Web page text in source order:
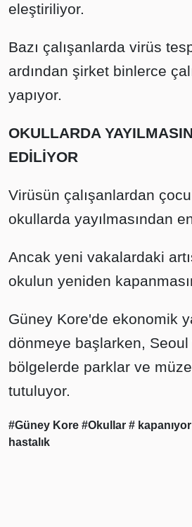
eleştiriliyor.
Bazı çalışanlarda virüs
ardından şirket binlerce
yapıyor.
OKULLARDA
EDİLİYOR
Virüsün çalışanlardan
okullarda yayılmasından
Ancak yeni vakalardaki
okulun yeniden
Güney Kore'de ekonomik
dönmeye başlarken,
bölgelerde parklar ve
tutuluyor.
#Güney Kore #Okullar # kapanıyor
hastalık